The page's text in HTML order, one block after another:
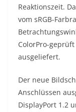
Reaktionszeit.
vom sRGB-
ColorPro-
ausgeliefert.
Der neue
Anschlüssen
DisplayPort 1.2